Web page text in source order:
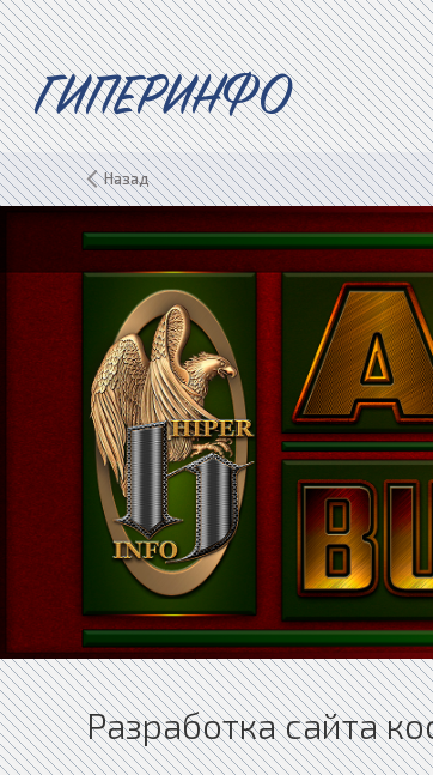
ГИПЕРИНФО
Назад
Разработка сайта